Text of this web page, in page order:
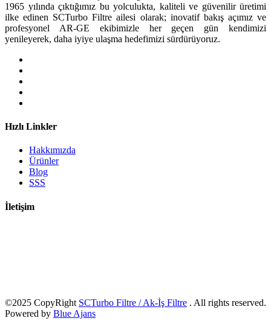
1965 yılında çıktığımız bu yolculukta, kaliteli ve güvenilir üretimi
ilke edinen SCTurbo Filtre ailesi olarak; inovatif bakış açımız ve
profesyonel AR-GE ekibimizle her geçen gün kendimizi
yenileyerek, daha iyiye ulaşma hedefimizi sürdürüyoruz.
Hızlı Linkler
Hakkımızda
Ürünler
Blog
SSS
İletişim
©2025 CopyRight SCTurbo Filtre / Ak-İş Filtre . All rights reserved.
Powered by Blue Ajans